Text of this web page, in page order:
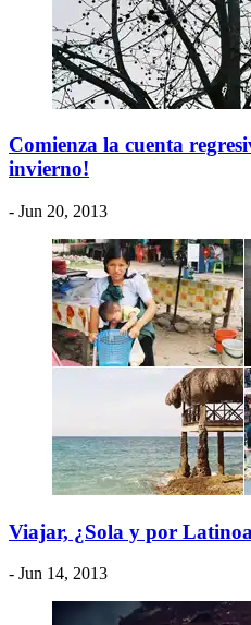
Comienza la cuenta
invierno!
- Jun 20, 2013
Viajar, ¿Sola y por
- Jun 14, 2013